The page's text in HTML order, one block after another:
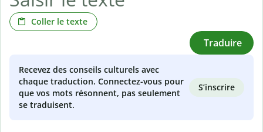
Coller le texte
Traduire
Recevez des conseils culturels avec
chaque traduction. Connectez-vous pour
que vos mots résonnent, pas seulement
se traduisent.
S’inscrire